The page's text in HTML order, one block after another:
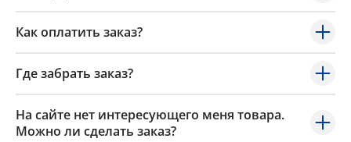
Как оплатить заказ?
Где забрать заказ?
На сайте нет интересующего меня товара.
Можно ли сделать заказ?